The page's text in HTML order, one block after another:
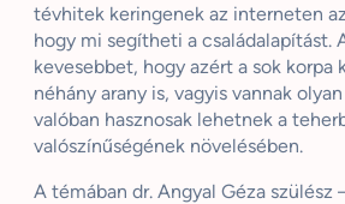
tévhitek keringenek az interneten
hogy mi segítheti a családalapítást.
kevesebbet, hogy azért a sok korpa
néhány arany is, vagyis vannak
valóban hasznosak lehetnek a
valószínűségének növelésében.
A témában dr. Angyal Géza szülész